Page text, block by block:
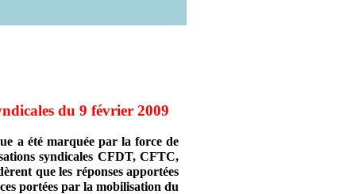
du 9 février 2009
a été marquée par la force de
syndicales CFDT, CFTC,
que les réponses apportées
portées par la mobilisation du